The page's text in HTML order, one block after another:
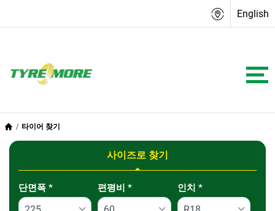
English
타이어 찾기
사이즈로 찾기
Tab updated: 사이즈로 찾기
단면폭 * 편평비* 인치 *